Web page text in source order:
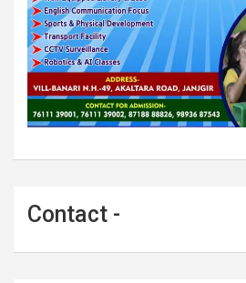
Contact -